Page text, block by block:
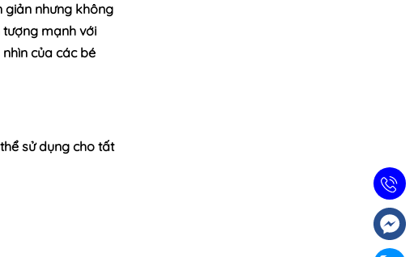
giản nhưng không
tượng mạnh với
của các bé
sử dụng cho tất